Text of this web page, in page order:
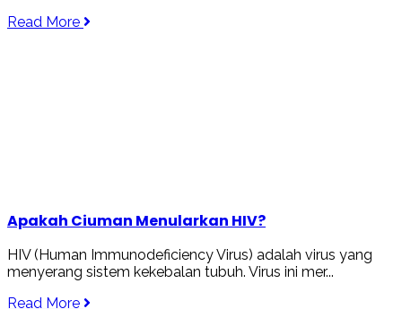
Read More
Apakah Ciuman Menularkan HIV?
HIV (Human Immunodeficiency Virus) adalah virus yang
menyerang sistem kekebalan tubuh. Virus ini mer...
Read More